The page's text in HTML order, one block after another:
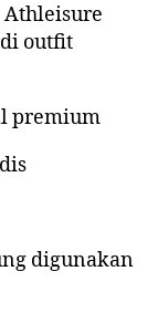
outfit
premium
digunakan